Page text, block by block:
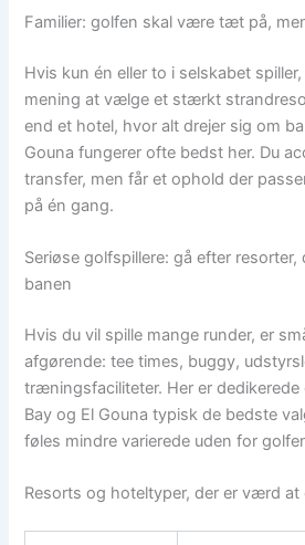
Familier: golfen skal være tæt på,
Hvis kun én eller to i selskabet
mening at vælge et stærkt
end et hotel, hvor alt drejer sig om
Gouna fungerer ofte bedst her. Du
transfer, men får et ophold der
på én gang.
Seriøse golfspillere: gå efter
banen
Hvis du vil spille mange runder, er
afgørende: tee times, buggy,
træningsfaciliteter. Her er dedikerede
Bay og El Gouna typisk de bedste
føles mindre varierede uden for
Resorts og hoteltyper, der er værd at